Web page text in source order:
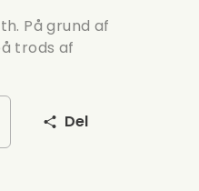
På grund af
trods af
Del